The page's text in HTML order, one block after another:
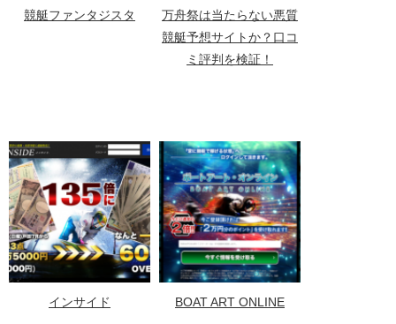
競艇ファンタジスタ
万舟祭は当たらない悪質
競艇予想サイトか？口コ
ミ評判を検証！
インサイド BOAT ART ONLINE